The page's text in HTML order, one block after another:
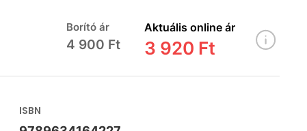
Borító ár
4 900 Ft
Aktuális online ár
3 920 Ft
ISBN